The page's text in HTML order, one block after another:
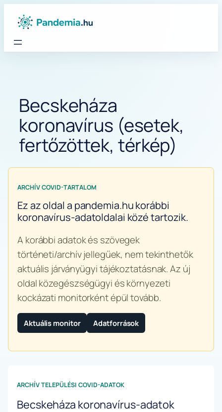
Becskeháza
koronavírus (esetek,
fertőzöttek, térkép)
ARCHÍV COVID-TARTALOM
Ez az oldal a pandemia.hu korábbi
koronavírus-adatoldalai közé tartozik.
A korábbi adatok és szövegek
történeti/archív jellegűek, nem tekinthetők
aktuális járványügyi tájékoztatásnak. Az új
oldal közegészségügyi és környezeti
kockázati monitorként épül tovább.
Aktuális monitor Adatforrások
ARCHÍV TELEPÜLÉSI COVID-ADATOK
Becskeháza koronavírus-adatok